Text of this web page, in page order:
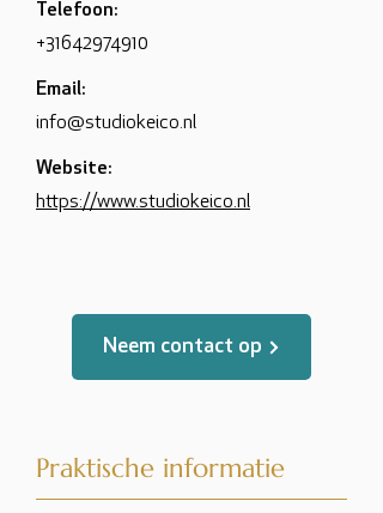
Telefoon:
+31642974910
Email:
info@studiokeico.nl
Website:
https://www.studiokeico.nl
Neem contact op
Praktische informatie